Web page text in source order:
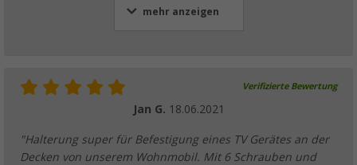
mehr anzeigen
Verifizierte Bewertung
Jan G. 18.06.2021
"Halterung super für Befestigung eines TV Gerätes an der
Decken von unserem Wohnmobil. Mit 6 Schrauben und